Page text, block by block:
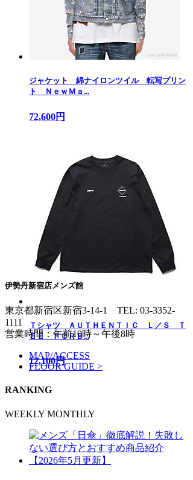
ジャケット 綿ナイロンツイル 転写プリン
ト ＮｅｗＭａ...
72,600円
Ｔシャツ ＡＵＴＨＥＮＴＩＣ Ｌ／Ｓ Ｔ
ＥＥ ＦＣＲＢ...
12,100円
伊勢丹新宿店メンズ館
東京都新宿区新宿3-14-1 TEL: 03-3352-
1111
営業時間：午前10時～午後8時
MAP/ACCESS
FLOOR GUIDE >
RANKING
WEEKLY MONTHLY